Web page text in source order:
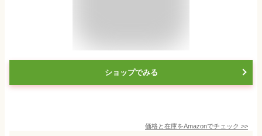
ショップでみる
価格と在庫をAmazonでチェック >>